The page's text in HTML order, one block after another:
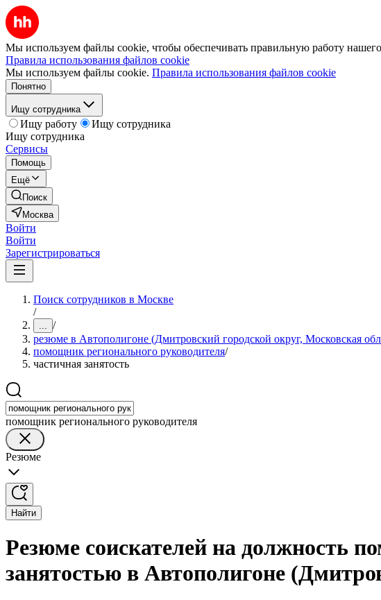
Мы используем файлы cookie, чтобы обеспечивать правильную работу нашего
Правила использования файлов cookie
Мы используем файлы cookie. Правила использования файлов cookie
Понятно
Ищу сотрудника
Ищу работу
Ищу сотрудника
Ищу сотрудника
Сервисы
Помощь
Ещё
Поиск
Москва
Войти
Войти
Зарегистрироваться
Поиск сотрудников в Москве
/
... /
резюме в Автополигоне (Дмитровский городской округ, Московская
помощник регионального руководителя/
частичная занятость
помощник регионального руководителя
Резюме
Найти
Резюме соискателей на должность
занятостью в Автополигоне